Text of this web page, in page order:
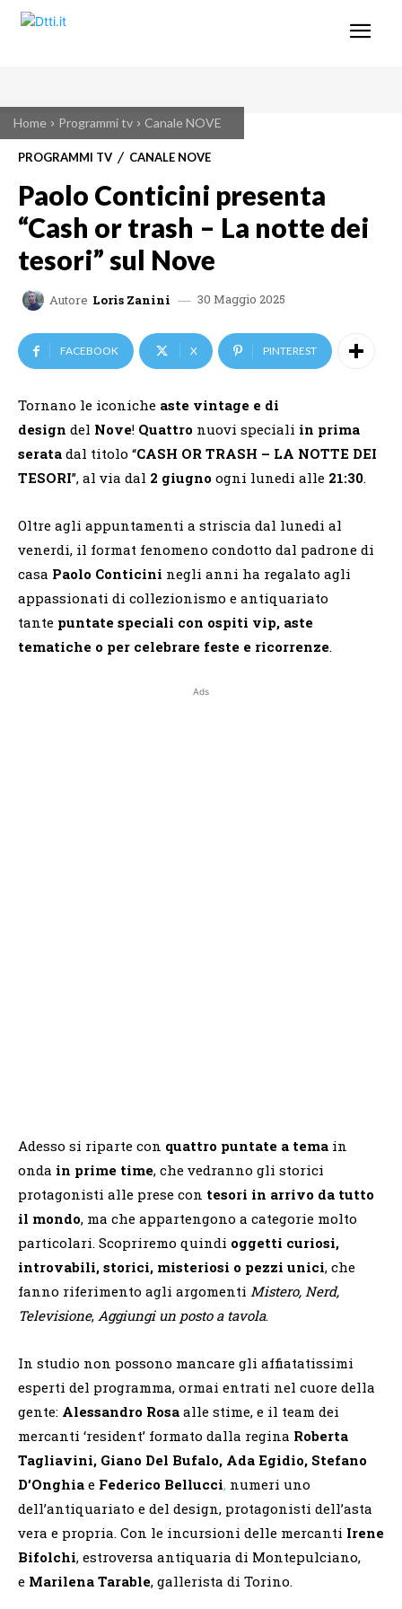
Home Programmi tv Canale NOVE
PROGRAMMI TV CANALE NOVE
Paolo Conticini presenta
“Cash or trash – La notte dei
tesori” sul Nove
Autore Loris Zanini 30 Maggio 2025
FACEBOOK X PINTEREST
Tornano le iconiche aste vintage e di
design del Nove! Quattro nuovi speciali in prima
serata dal titolo “CASH OR TRASH – LA NOTTE DEI
TESORI”, al via dal 2 giugno ogni lunedi alle 21:30.
Oltre agli appuntamenti a striscia dal lunedi al
venerdi, il format fenomeno condotto dal padrone di
casa Paolo Conticini negli anni ha regalato agli
appassionati di collezionismo e antiquariato
tante puntate speciali con ospiti vip, aste
tematiche o per celebrare feste e ricorrenze.
Ads
Adesso si riparte con quattro puntate a tema in
onda in prime time, che vedranno gli storici
protagonisti alle prese con tesori in arrivo da tutto
il mondo, ma che appartengono a categorie molto
particolari. Scopriremo quindi oggetti curiosi,
introvabili, storici, misteriosi o pezzi unici, che
fanno riferimento agli argomenti Mistero, Nerd,
Televisione, Aggiungi un posto a tavola.
In studio non possono mancare gli affiatatissimi
esperti del programma, ormai entrati nel cuore della
gente: Alessandro Rosa alle stime, e il team dei
mercanti ‘resident’ formato dalla regina Roberta
Tagliavini, Giano Del Bufalo, Ada Egidio, Stefano
D’Onghia e Federico Bellucci, numeri uno
dell’antiquariato e del design, protagonisti dell’asta
vera e propria. Con le incursioni delle mercanti Irene
Bifolchi, estroversa antiquaria di Montepulciano,
e Marilena Tarable, gallerista di Torino.